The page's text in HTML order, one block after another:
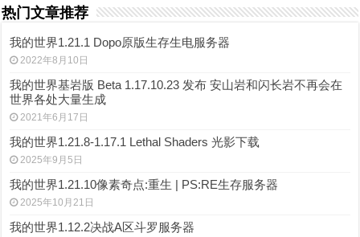
热门文章推荐
我的世界1.21.1 Dopo原版生存生电服务器
2022年8月10日
我的世界基岩版 Beta 1.17.10.23 发布 安山岩和闪长岩不再会在
世界各处大量生成
2021年6月17日
我的世界1.21.8-1.17.1 Lethal Shaders 光影下载
2025年9月5日
我的世界1.21.10像素奇点:重生 | PS:RE生存服务器
2025年10月21日
我的世界1.12.2决战A区斗罗服务器